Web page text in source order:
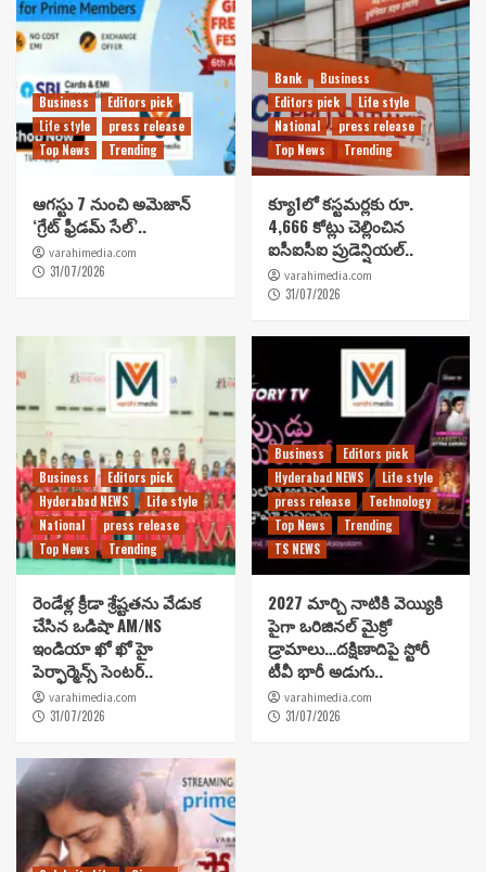
Business
Editors pick
Life style
press release
Top News
Trending
ఆగస్టు 7 నుంచి అమెజాన్
‘గ్రేట్ ఫ్రీడమ్ సేల్’..
varahimedia.com
31/07/2026
Bank
Business
Editors pick
Life style
National
press release
Top News
Trending
క్యూ1లో కస్టమర్లకు రూ.
4,666 కోట్లు చెల్లించిన
ఐసీఐసీఐ ప్రుడెన్షియల్..
varahimedia.com
31/07/2026
Business
Editors pick
Hyderabad NEWS
Life style
National
press release
Top News
Trending
రెండేళ్ల క్రీడా శ్రేష్టతను వేడుక
చేసిన ఒడిషా AM/NS
ఇండియా ఖో ఖో హై
పెర్ఫార్మెన్స్ సెంటర్..
varahimedia.com
31/07/2026
Business
Editors pick
Hyderabad NEWS
Life style
press release
Technology
Top News
Trending
TS NEWS
2027 మార్చి నాటికి వెయ్యికి
పైగా ఒరిజినల్ మైక్రో
డ్రామాలు…దక్షిణాదిపై స్టోరీ
టీవీ భారీ అడుగు..
varahimedia.com
31/07/2026